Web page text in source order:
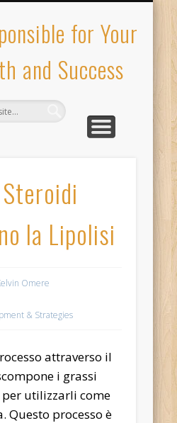
for Your
and Success
la Lipolisi
Omere
& Strategies
attraverso il
i grassi
utilizzarli come
Questo processo è